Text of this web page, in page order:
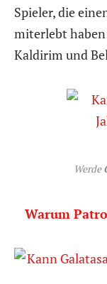
Spieler, die
miterlebt
Kaldirim und
Werde
Warum